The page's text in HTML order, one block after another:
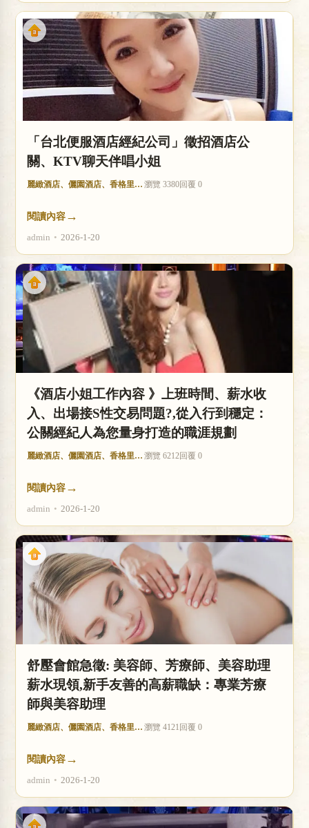
「台北便服酒店經紀公司」徵招酒店公
關、KTV聊天伴唱小姐
麗緻酒店、儷園酒店、香格里拉酒店 瀏覽 3380回覆 0
閱讀內容 →
admin • 2026-1-20
《酒店小姐工作內容 》上班時間、薪水收
入、出場接S性交易問題?,從入行到穩定：
公關經紀人為您量身打造的職涯規劃
麗緻酒店、儷園酒店、香格里拉酒店 瀏覽 6212回覆 0
閱讀內容 →
admin • 2026-1-20
舒壓會館急徵: 美容師、芳療師、美容助理
薪水現領,新手友善的高薪職缺：專業芳療
師與美容助理
麗緻酒店、儷園酒店、香格里拉酒店 瀏覽 4121 回覆 0
閱讀內容 →
admin • 2026-1-20